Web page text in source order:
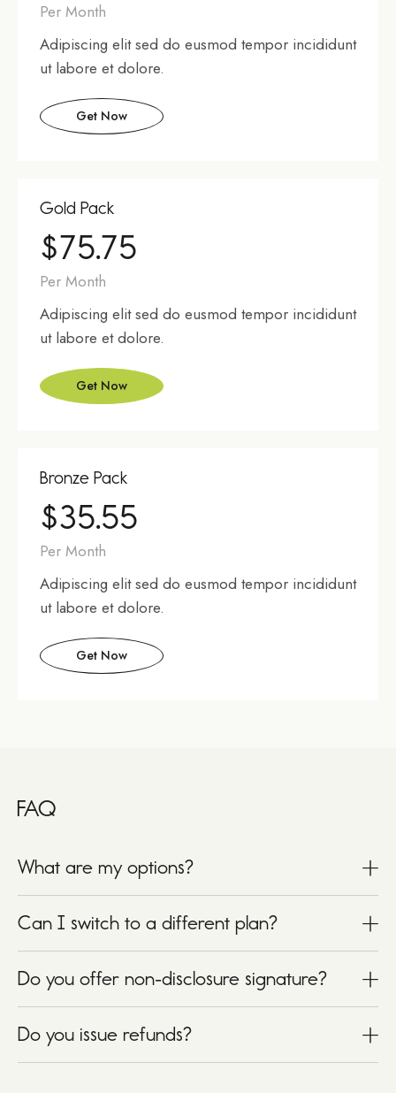
Per Month
Adipiscing elit sed do eusmod tempor incididunt
ut labore et dolore.
Get Now
Gold Pack
$75.75
Per Month
Adipiscing elit sed do eusmod tempor incididunt
ut labore et dolore.
Get Now
Bronze Pack
$35.55
Per Month
Adipiscing elit sed do eusmod tempor incididunt
ut labore et dolore.
Get Now
FAQ
What are my options?
Can I switch to a different plan?
Do you offer non-disclosure signature?
Do you issue refunds?